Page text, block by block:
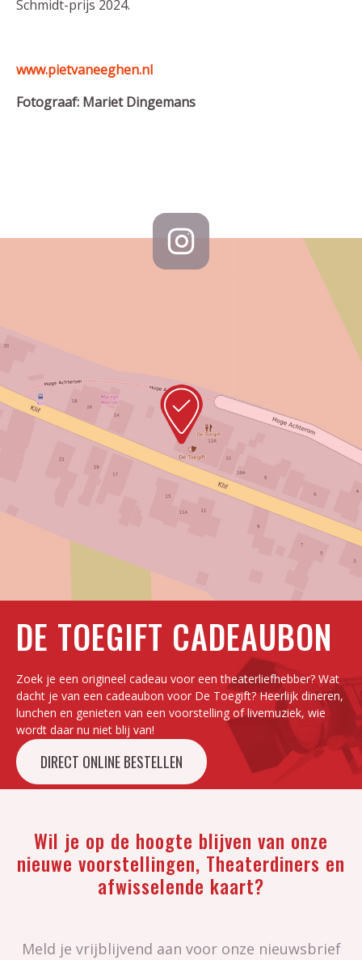
Schmidt-prijs 2024.
www.pietvaneeghen.nl
Fotograaf: Mariet Dingemans
DE TOEGIFT CADEAUBON
Zoek je een origineel cadeau voor een theaterliefhebber? Wat
dacht je van een cadeaubon voor De Toegift? Heerlijk dineren,
lunchen en genieten van een voorstelling of livemuziek, wie
wordt daar nu niet blij van!
DIRECT ONLINE BESTELLEN
Wil je op de hoogte blijven van onze
nieuwe voorstellingen, Theaterdiners en
afwisselende kaart?
Meld je vrijblijvend aan voor onze nieuwsbrief